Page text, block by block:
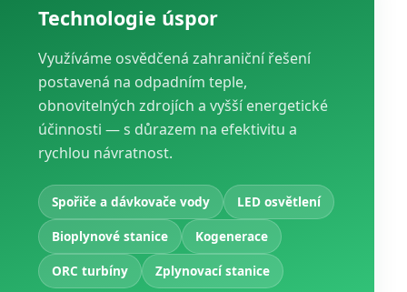
Technologie úspor
Využíváme osvědčená zahraniční řešení
postavená na odpadním teple,
obnovitelných zdrojích a vyšší energetické
účinnosti — s důrazem na efektivitu a
rychlou návratnost.
Spořiče a dávkovače vody
LED osvětlení
Bioplynové stanice
Kogenerace
ORC turbíny
Zplynovací stanice